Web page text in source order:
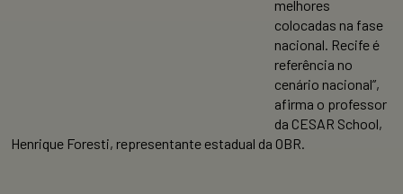
melhores
colocadas na fase
nacional. Recife é
referência no
cenário nacional”,
afirma o professor
da CESAR School,
Henrique Foresti, representante estadual da OBR.